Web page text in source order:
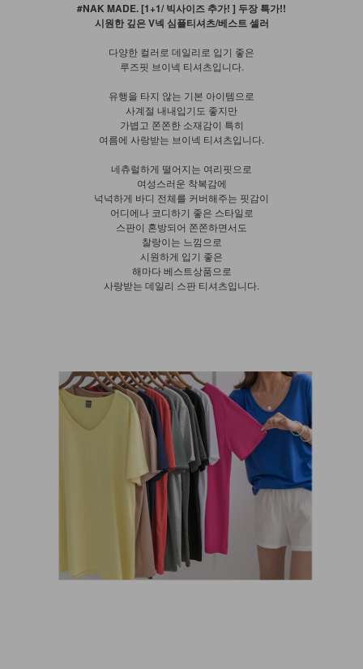
#NAK MADE. [1+1/ 빅사이즈 추가! ] 두장 특가!!
시원한 깊은 V넥 심플티셔츠/베스트 셀러
다양한 컬러로 데일리로 입기 좋은
루즈핏 브이넥 티셔츠입니다.
유행을 타지 않는 기본 아이템으로
사계절 내내입기도 좋지만
가볍고 쫀쫀한 소재감이 특히
여름에 사랑받는 브이넥 티셔츠입니다.
네츄럴하게 떨어지는 여리핏으로
여성스러운 착복감에
넉넉하게 바디 전체를 커버해주는 핏감이
어디에나 코디하기 좋은 스타일로
스판이 혼방되어 쫀쫀하면서도
찰랑이는 느낌으로
시원하게 입기 좋은
해마다 베스트상품으로
사랑받는 데일리 스판 티셔츠입니다.